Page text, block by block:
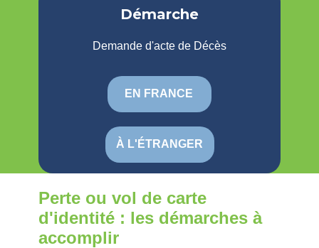
Démarche
Demande d'acte de Décès
EN FRANCE
À L'ÉTRANGER
Perte ou vol de carte
d'identité : les démarches à
accomplir